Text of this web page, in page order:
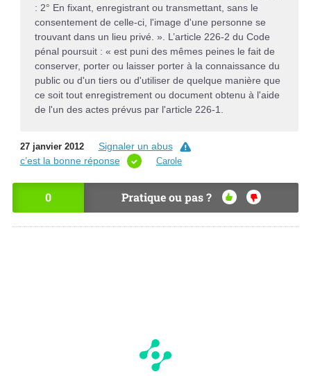
: 2° En fixant, enregistrant ou transmettant, sans le
consentement de celle-ci, l'image d'une personne se
trouvant dans un lieu privé. ». L’article 226-2 du Code
pénal poursuit : « est puni des mêmes peines le fait de
conserver, porter ou laisser porter à la connaissance du
public ou d'un tiers ou d'utiliser de quelque manière que
ce soit tout enregistrement ou document obtenu à l'aide
de l'un des actes prévus par l'article 226-1.
27 janvier 2012
Signaler un abus
c’est la bonne réponse
Carole
0 Pratique ou pas ?
OU
I
NO